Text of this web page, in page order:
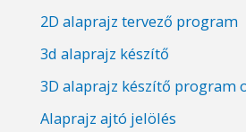
2D alaprajz tervező program
3d alaprajz készítő
3D alaprajz készítő program
Alaprajz ajtó jelölés